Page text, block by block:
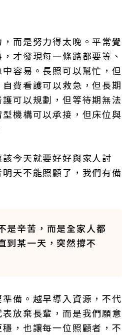
而是努力得太晚。平常覺
才發現每一條路都要等、
容易。長照可以幫忙，但
費看護可以救急，但長期
可以規劃，但等待期無法
機構可以承接，但床位與
今天就要好好與家人討
天不能照顧了，我們有備
是辛苦，而是全家人都
到某一天，突然撐不
備。越早導入資源，不代
放棄長輩，而是我們願意
，也讓每一位照顧者，不